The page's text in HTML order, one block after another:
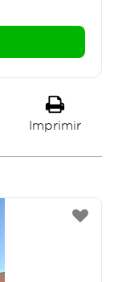
Imprimir